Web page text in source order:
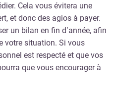
Cela vous évitera une
et donc des agios à payer.
un bilan en fin d’année, afin
votre situation. Si vous
est respecté et que vos
que vous encourager à